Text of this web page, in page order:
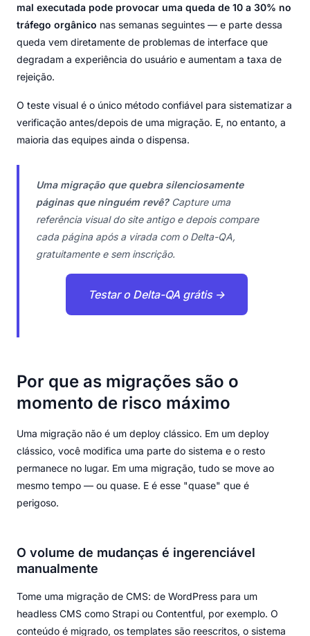
mal executada pode provocar uma queda de 10 a 30% no
tráfego orgânico nas semanas seguintes — e parte dessa
queda vem diretamente de problemas de interface que
degradam a experiência do usuário e aumentam a taxa de
rejeição.
O teste visual é o único método confiável para sistematizar a
verificação antes/depois de uma migração. E, no entanto, a
maioria das equipes ainda o dispensa.
Uma migração que quebra silenciosamente
páginas que ninguém revê?Capture uma
referência visual do site antigo e depois compare
cada página após a virada com o Delta-QA,
gratuitamente e sem inscrição.
Testar o Delta-QA grátis →
Por que as migrações são o
momento de risco máximo
Uma migração não é um deploy clássico. Em um deploy
clássico, você modifica uma parte do sistema e o resto
permanece no lugar. Em uma migração, tudo se move ao
mesmo tempo — ou quase. E é esse "quase" que é
perigoso.
O volume de mudanças é ingerenciável
manualmente
Tome uma migração de CMS: de WordPress para um
headless CMS como Strapi ou Contentful, por exemplo. O
conteúdo é migrado, os templates são reescritos, o sistema